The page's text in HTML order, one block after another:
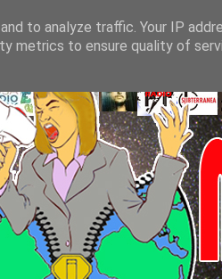
to analyze traffic. Your IP
metrics to ensure quality of